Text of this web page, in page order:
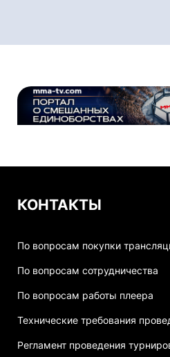
КОНТАКТЫ
По вопросам покупки
По вопросам сотрудничества
По вопросам работы плеера
Технические требования
Регламент проведения